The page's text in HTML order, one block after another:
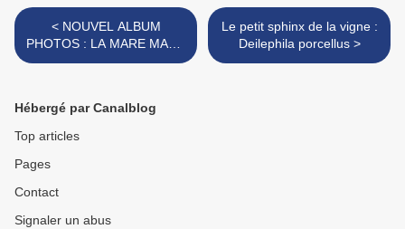
< NOUVEL ALBUM
PHOTOS : LA MARE MARS
2019
Le petit sphinx de la vigne :
Deilephila porcellus >
Hébergé par Canalblog
Top articles
Pages
Contact
Signaler un abus